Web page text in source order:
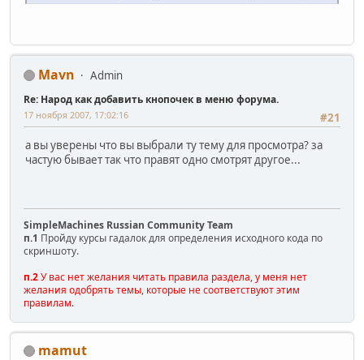
Mavn Admin
Re: Народ как добавить кнопочек в меню форума.
#21
17 ноября 2007, 17:02:16
а вы уверены что вы выбрали ту тему для просмотра? за
частую бывает так что правят одно смотрят другое...
SimpleMachines Russian Community Team
п.1 Пройду курсы гадалок для определения исходного кода по
скриншоту.
п.2У вас нет желания читать правила раздела, у меня нет
желания одобрять темы, которые не соответствуют этим
правилам.
mamut